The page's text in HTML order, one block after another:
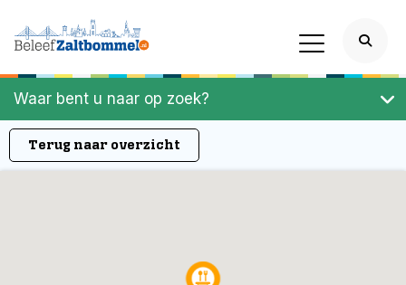
Waar bent u naar op zoek?
Terug naar overzicht